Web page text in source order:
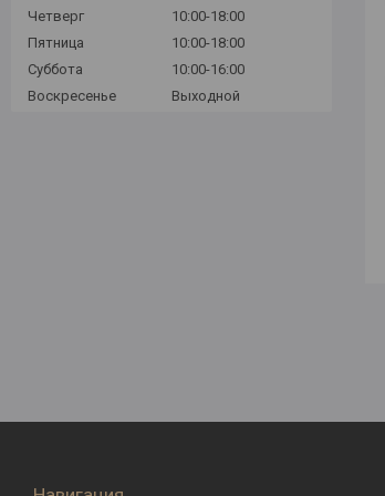
Четверг
10:00-18:00
Пятница
10:00-18:00
Суббота
10:00-16:00
Воскресенье
Выходной